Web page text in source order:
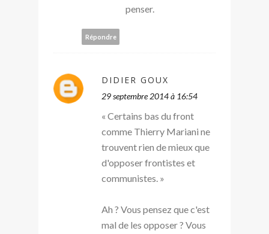
penser.
Répondre
DIDIER GOUX
29 septembre 2014 à 16:54
« Certains bas du front
comme Thierry Mariani ne
trouvent rien de mieux que
d'opposer frontistes et
communistes. »
Ah ? Vous pensez que c'est
mal de les opposer ? Vous